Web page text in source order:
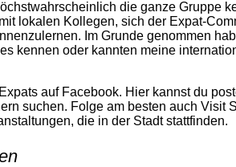
die ganze Gruppe
lokalen Kollegen, sich der Expat-
Im Grunde genommen
kennen oder kannten meine
auf Facebook. Hier kannst du
suchen. Folge am besten auch Visit
die in der Stadt stattfinden.